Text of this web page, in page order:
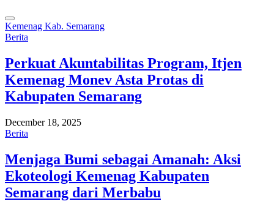
Kemenag Kab. Semarang
Berita
Perkuat Akuntabilitas Program, Itjen
Kemenag Monev Asta Protas di
Kabupaten Semarang
December 18, 2025
Berita
Menjaga Bumi sebagai Amanah: Aksi
Ekoteologi Kemenag Kabupaten
Semarang dari Merbabu